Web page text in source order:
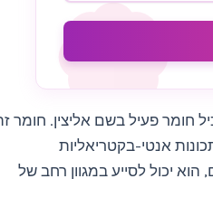
פעיל בשם אליצין. חומר
אנטי-בקטריאליות
יכול לסייע במגוון רחב של